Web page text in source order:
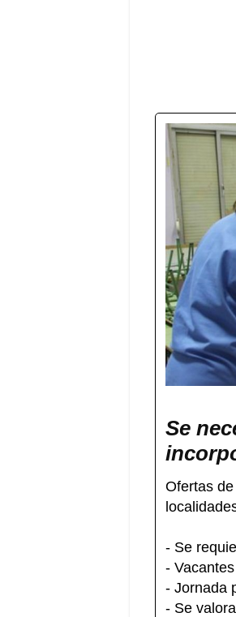
Se
Ofertas
- Se
-
- Jornada
- Se